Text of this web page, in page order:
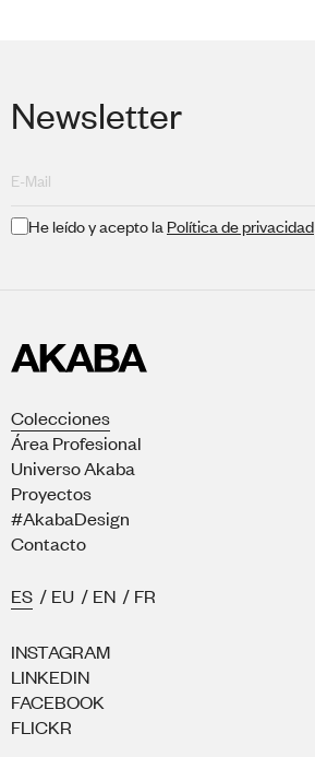
Newsletter
He leído y acepto la Política de privacidad
INSTAGRAM
LINKEDIN
FACEBOOK
FLICKR
Colecciones
Área Profesional
Universo Akaba
Proyectos
#AkabaDesign
Contacto
ES / EU / EN / FR